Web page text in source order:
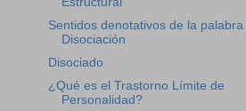
Sentidos denotativos de la palabra
Disociación
Disociado
¿Qué es el Trastorno Límite de
Personalidad?